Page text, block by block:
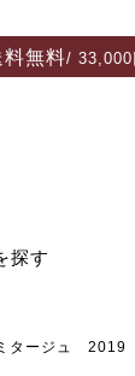
料無料/ 33,000
探す
タージュ 2019